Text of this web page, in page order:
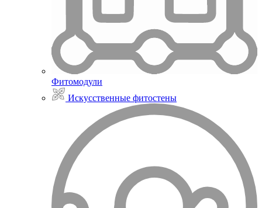
Фитомодули
Искусственные фитостены